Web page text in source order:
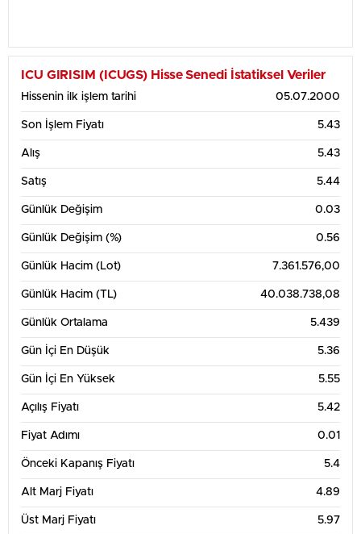
ICU GIRISIM (ICUGS) Hisse Senedi İstatiksel Veriler
Hissenin ilk işlem tarihi 05.07.2000
Son İşlem Fiyatı 5.43
Alış 5.43
Satış 5.44
Günlük Değişim 0.03
Günlük Değişim (%) 0.56
Günlük Hacim (Lot) 7.361.576,00
Günlük Hacim (TL) 40.038.738,08
Günlük Ortalama 5.439
Gün İçi En Düşük 5.36
Gün İçi En Yüksek 5.55
Açılış Fiyatı 5.42
Fiyat Adımı 0.01
Önceki Kapanış Fiyatı 5.4
Alt Marj Fiyatı 4.89
Üst Marj Fiyatı 5.97